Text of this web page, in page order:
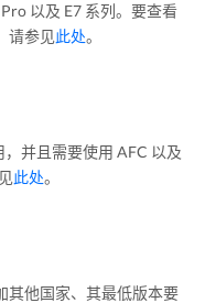
以及 E7 系列。要查看
请参见此处。
并且需要使用 AFC 以及
此处。
其他国家、其最低版本要